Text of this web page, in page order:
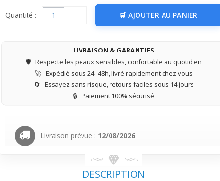
Quantité : AJOUTER AU PANIER
LIVRAISON & GARANTIES
🛡️ Respecte les peaux sensibles, confortable au quotidien
🚀 Expédié sous 24–48h, livré rapidement chez vous
🔄 Essayez sans risque, retours faciles sous 14 jours
🔒 Paiement 100% sécurisé
Livraison prévue : 12/08/2026
DESCRIPTION